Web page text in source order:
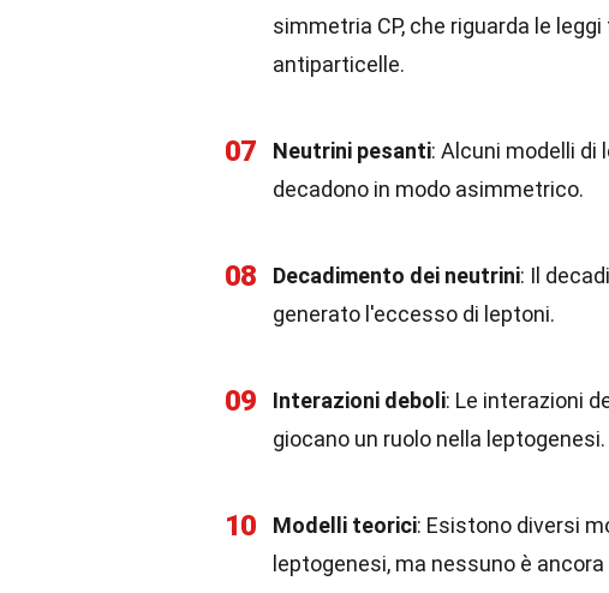
simmetria CP, che riguarda le
antiparticelle.
07 Neutrini pesanti: Alcuni modelli di
decadono in modo asimmetrico.
08 Decadimento dei neutrini: Il
generato l'eccesso di leptoni.
09 Interazioni deboli: Le interazioni
giocano un ruolo nella leptogenesi.
10 Modelli teorici: Esistono diversi
leptogenesi, ma nessuno è